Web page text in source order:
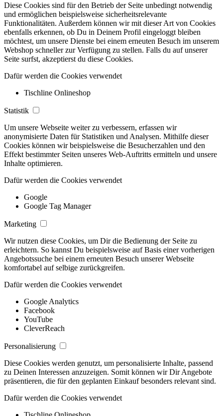
Diese Cookies sind für den Betrieb der Seite unbedingt notwendig
und ermöglichen beispielsweise sicherheitsrelevante
Funktionalitäten. Außerdem können wir mit dieser Art von Cookies
ebenfalls erkennen, ob Du in Deinem Profil eingeloggt bleiben
möchtest, um unsere Dienste bei einem erneuten Besuch im unserem
Webshop schneller zur Verfügung zu stellen. Falls du auf unserer
Seite surfst, akzeptierst du diese Cookies.
Dafür werden die Cookies verwendet
Tischline Onlineshop
Statistik
Um unsere Webseite weiter zu verbessern, erfassen wir
anonymisierte Daten für Statistiken und Analysen. Mithilfe dieser
Cookies können wir beispielsweise die Besucherzahlen und den
Effekt bestimmter Seiten unseres Web-Auftritts ermitteln und unsere
Inhalte optimieren.
Dafür werden die Cookies verwendet
Google
Google Tag Manager
Marketing
Wir nutzen diese Cookies, um Dir die Bedienung der Seite zu
erleichtern. So kannst Du beispielsweise auf Basis einer vorherigen
Angebotssuche bei einem erneuten Besuch unserer Webseite
komfortabel auf selbige zurückgreifen.
Dafür werden die Cookies verwendet
Google Analytics
Facebook
YouTube
CleverReach
Personalisierung
Diese Cookies werden genutzt, um personalisierte Inhalte, passend
zu Deinen Interessen anzuzeigen. Somit können wir Dir Angebote
präsentieren, die für den geplanten Einkauf besonders relevant sind.
Dafür werden die Cookies verwendet